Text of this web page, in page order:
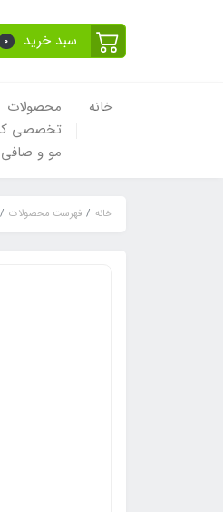
سبد خرید 0
خانه
محصولات
تخصصی
مو و صافی
خانه فهرست محصولات